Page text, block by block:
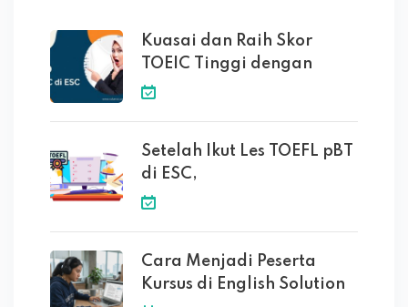
Kuasai dan Raih Skor
TOEIC Tinggi dengan
Setelah Ikut Les TOEFL pBT
di ESC,
Cara Menjadi Peserta
Kursus di English Solution